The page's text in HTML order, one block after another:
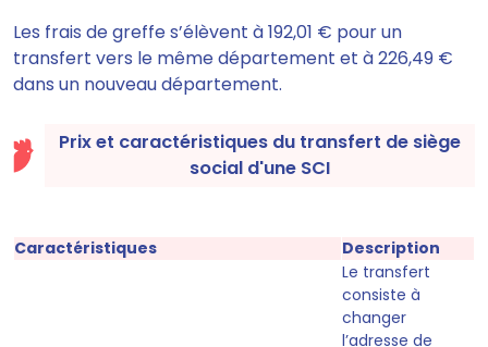
Les frais de greffe s’élèvent à192,01 € pour un
transfert vers le même département et à226,49 €
dans un nouveau département.
Prix et caractéristiques du transfert de siège
social d'une SCI
Caractéristiques Description
Le transfert
consiste à
changer
l’adresse de